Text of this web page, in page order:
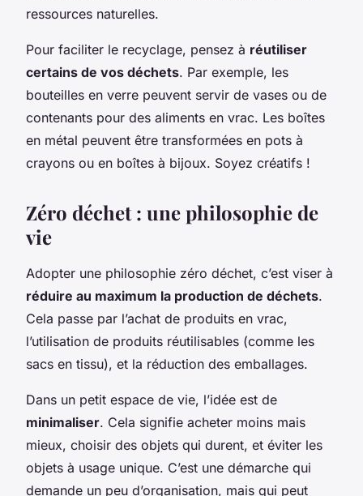
ressources naturelles.
Pour faciliter le recyclage, pensez à réutiliser
certains de vos déchets. Par exemple, les
bouteilles en verre peuvent servir de vases ou de
contenants pour des aliments en vrac. Les boîtes
en métal peuvent être transformées en pots à
crayons ou en boîtes à bijoux. Soyez créatifs !
Zéro déchet : une philosophie de
vie
Adopter une philosophie zéro déchet, c’est viser à
réduire au maximum la production de déchets.
Cela passe par l’achat de produits en vrac,
l’utilisation de produits réutilisables (comme les
sacs en tissu), et la réduction des emballages.
Dans un petit espace de vie, l’idée est de
minimaliser. Cela signifie acheter moins mais
mieux, choisir des objets qui durent, et éviter les
objets à usage unique. C’est une démarche qui
demande un peu d’organisation, mais qui peut